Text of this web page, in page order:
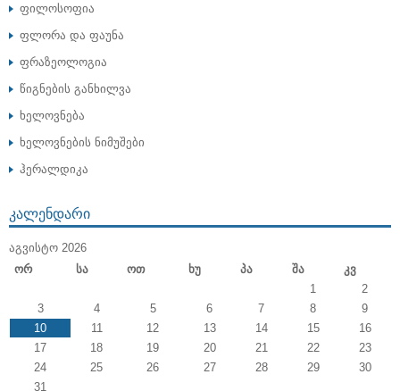
ფილოსოფია
ფლორა და ფაუნა
ფრაზეოლოგია
წიგნების განხილვა
ხელოვნება
ხელოვნების ნიმუშები
ჰერალდიკა
ᲙᲐᲚᲔᲜᲓᲐᲠᲘ
ᲐᲒᲕᲘᲡᲢᲝ 2026
Ორ
Სა Ოთ Ხუ Პა Შა
Კვ
1
2
3
4 5 6 7 8
9
10
11 12 13 14 15
16
17
18 19 20 21 22
23
24
25 26 27 28 29
30
31